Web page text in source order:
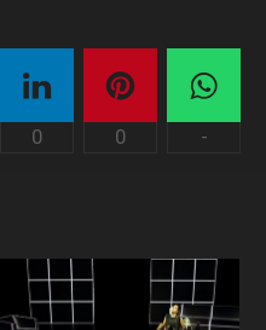
0 0 -